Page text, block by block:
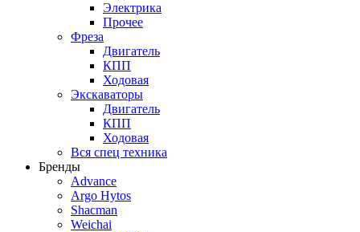
Электрика
Прочее
Фреза
Двигатель
КПП
Ходовая
Экскаваторы
Двигатель
КПП
Ходовая
Вся спец техника
Бренды
Advance
Argo Hytos
Shacman
Weichai